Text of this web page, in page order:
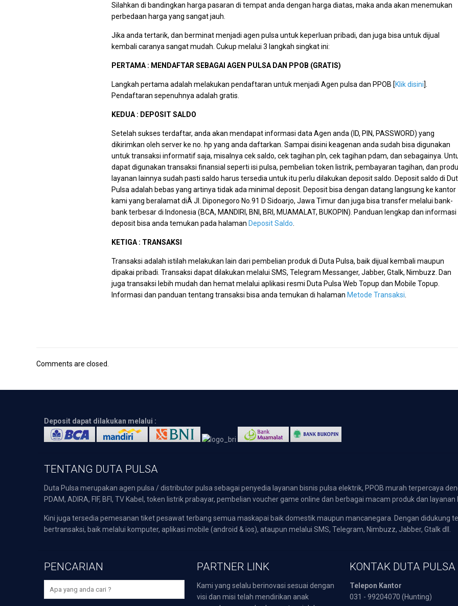
Silahkan di bandingkan harga pasaran di tempat anda dengan harga diatas, maka anda akan menemukan
perbedaan harga yang sangat jauh.
Jika anda tertarik, dan berminat menjadi agen pulsa untuk keperluan pribadi, dan juga bisa untuk dijual
kembali caranya sangat mudah. Cukup melalui 3 langkah singkat ini:
PERTAMA : MENDAFTAR SEBAGAI AGEN PULSA DAN PPOB (GRATIS)
Langkah pertama adalah melakukan pendaftaran untuk menjadi Agen pulsa dan PPOB [Klik disini].
Pendaftaran sepenuhnya adalah gratis.
KEDUA : DEPOSIT SALDO
Setelah sukses terdaftar, anda akan mendapat informasi data Agen anda (ID, PIN, PASSWORD) yang
dikirimkan oleh server ke no. hp yang anda daftarkan. Sampai disini keagenan anda sudah bisa digunakan
untuk transaksi informatif saja, misalnya cek saldo, cek tagihan pln, cek tagihan pdam, dan sebagainya.
dapat digunakan transaksi finansial seperti isi pulsa, pembelian token listrik, pembayaran tagihan, dan
layanan lainnya sudah pasti saldo harus tersedia untuk itu perlu dilakukan deposit saldo. Deposit saldo di
Pulsa adalah bebas yang artinya tidak ada minimal deposit. Deposit bisa dengan datang langsung ke kantor
kami yang beralamat diÂ Jl. Diponegoro No.91 D Sidoarjo, Jawa Timur dan juga bisa transfer melalui bank-
bank terbesar di Indonesia (BCA, MANDIRI, BNI, BRI, MUAMALAT, BUKOPIN). Panduan lengkap dan informasi
deposit bisa anda temukan pada halaman Deposit Saldo
KETIGA : TRANSAKSI
Transaksi adalah istilah melakukan lain dari pembelian produk di Duta Pulsa, baik dijual kembali maupun
dipakai pribadi. Transaksi dapat dilakukan melalui SMS, Telegram Messanger, Jabber, Gtalk, Nimbuzz. Dan
juga transaksi lebih mudah dan hemat melalui aplikasi resmi Duta Pulsa Web Topup dan Mobile Topup.
Informasi dan panduan tentang transaksi bisa anda temukan di halaman Metode Transaksi
Comments are closed.
Deposit dapat dilakukan melalui :
TENTANG DUTA PULSA
Duta Pulsa merupakan agen pulsa / distributor pulsa sebagai penyedia layanan bisnis pulsa elektrik, PPOB murah terpercaya
PDAM, ADIRA, FIF, BFI, TV Kabel, token listrik prabayar, pembelian voucher game online dan berbagai macam produk dan layanan
Kini juga tersedia pemesanan tiket pesawat terbang semua maskapai baik domestik maupun mancanegara. Dengan didukung
bertransaksi, baik melalui komputer, aplikasi mobile (android & ios), ataupun melalui SMS, Telegram, Nimbuzz, Jabber, Gtalk dll.
PENCARIAN PARTNER LINK
Kami yang selalu berinovasi sesuai dengan
visi dan misi telah mendirikan anak
KONTAK DUTA PULSA
Telepon Kantor
031 - 99204070 (Hunting)